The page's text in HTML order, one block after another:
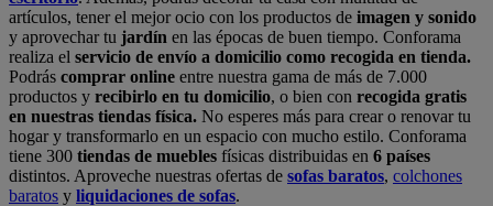
artículos, tener el mejor ocio con los productos de imagen y sonido
y aprovechar tu jardín en las épocas de buen tiempo. Conforama
realiza el servicio de envío a domicilio como recogida en tienda.
Podrás comprar online entre nuestra gama de más de 7.000
productos y recibirlo en tu domicilio, o bien con recogida gratis
en nuestras tiendas física. No esperes más para crear o renovar tu
hogar y transformarlo en un espacio con mucho estilo. Conforama
tiene 300 tiendas de muebles físicas distribuidas en 6 países
distintos. Aproveche nuestras ofertas de sofas baratos, colchones
baratos y liquidaciones de sofas.